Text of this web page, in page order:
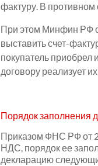
фактуру. В противном
При этом Минфин РФ
выставить счет-
покупатель приобрел
договору реализует
Порядок заполнения
Приказом ФНС РФ от
НДС, порядок ее
декларацию